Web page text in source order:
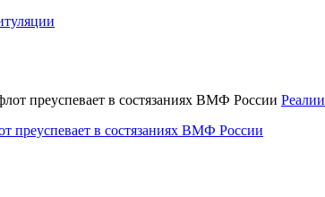
Реалии
в состязаниях ВМФ России